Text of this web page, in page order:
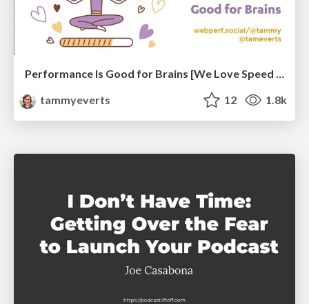
Performance Is Good for Brains [We Love Speed 2024]
tammyeverts
12 1.8k